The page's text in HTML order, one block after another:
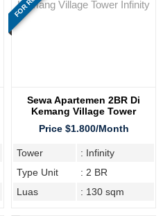
Sewa Apartemen 2BR Di
Kemang Village Tower
Infinity
Price $1.800/Month
Tower
: Infinity
Type Unit
: 2 BR
Luas
: 130 sqm